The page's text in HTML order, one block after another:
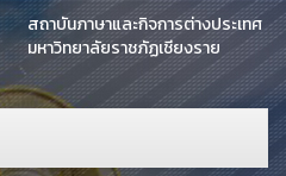
สถาบันภาษาและกิจการต่างประเทศ
มหาวิทยาลัยราชภัฏเชียงราย